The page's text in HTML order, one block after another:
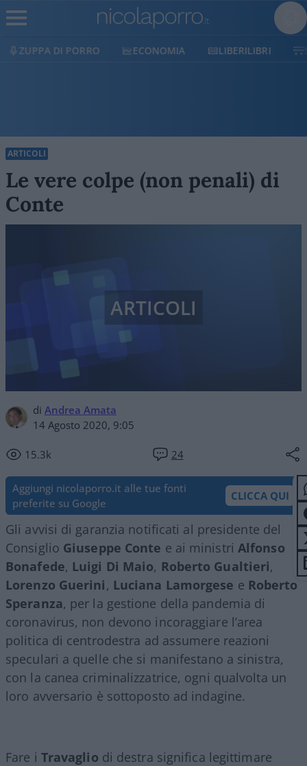
ECONOMIA LIBERILIBRI SHOP SOSTIENICI
ARTICOLI
Le vere colpe (non penali) di
Conte
di Andrea Amata
14 Agosto 2020, 9:05
15.3k 24
ARTICOLI
Aggiungi nicolaporro.it alle tue fonti
preferite su Google
CLICCA QUI
Gli avvisi di garanzia notificati al presidente del
Consiglio Giuseppe Conte e ai ministri Alfonso
Bonafede, Luigi Di Maio, Roberto Gualtieri,
Lorenzo Guerini, Luciana Lamorgese e Roberto
Speranza, per la gestione della pandemia di
coronavirus, non devono incoraggiare l’area
politica di centrodestra ad assumere reazioni
speculari a quelle che si manifestano a sinistra,
con la canea criminalizzatrice, ogni qualvolta un
loro avversario è sottoposto ad indagine.
Fare i Travaglio di destra significa legittimare